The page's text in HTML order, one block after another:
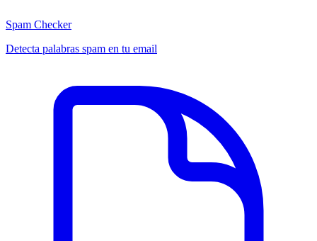
Spam Checker
Detecta palabras spam en tu email